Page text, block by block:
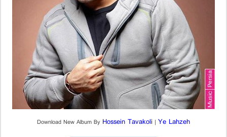
Download New Album By Hossein Tavakoli | Ye Lahzeh